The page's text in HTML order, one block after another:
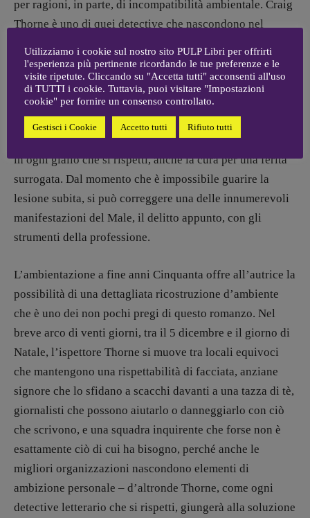
per ragioni, in parte, di incompatibilità ambientale. Craig
Thorne è uno di quei detective che nascondono nel
inquieti, solitari e dediti alla ricerca di una verità
oggettiva, prima ancora che giudiziaria: la soluzione del
caso criminale diventa allora una questione “personale”,
quasi che lo smascherare i colpevoli sia, oltre che una
ricomposizione di un fatidico “ordine” primigenio come
in ogni giallo che si rispetti, anche la cura per una ferita
surrogata. Dal momento che è impossibile guarire la
lesione subita, si può correggere una delle innumerevoli
manifestazioni del Male, il delitto appunto, con gli
strumenti della professione.
L’ambientazione a fine anni Cinquanta offre all’autrice la
possibilità di una dettagliata ricostruzione d’ambiente
che è uno dei non pochi pregi di questo romanzo. Nel
breve arco di venti giorni, tra il 5 dicembre e il giorno di
Natale, l’ispettore Thorne si muove tra locali equivoci
che mantengono una rispettabilità di facciata, anziane
signore che lo sfidano a scacchi davanti a una tazza di tè,
giornalisti che possono aiutarlo o danneggiarlo con ciò
che scrivono, e una squadra inquirente che forse non è
esattamente ciò di cui ha bisogno, perché anche le
migliori organizzazioni nascondono elementi di
ambizione personale – d’altronde Thorne, come ogni
detective letterario che si rispetti, giungerà alla soluzione
Utilizziamo i cookie sul nostro sito PULP Libri per offrirti
l'esperienza più pertinente ricordando le tue preferenze e le
visite ripetute. Cliccando su "Accetta tutti" acconsenti all'uso
di TUTTI i cookie. Tuttavia, puoi visitare "Impostazioni
cookie" per fornire un consenso controllato.
Gestisci i Cookie Accetto tutti Rifiuto tutti